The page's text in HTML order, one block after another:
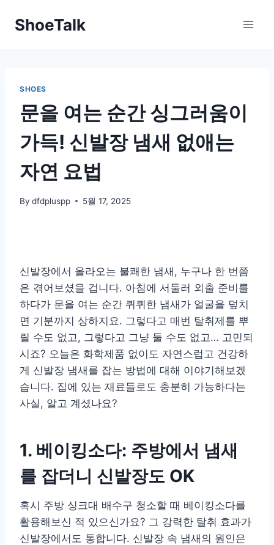
ShoeTalk
SHOES
문을 여는 순간 싱그러움이
가득! 신발장 냄새 없애는
자연 요법
By dfdpluspp 5월 17, 2025
신발장에서 올라오는 불쾌한 냄새, 누구나 한 번쯤
은 겪어보셨을 겁니다. 아침에 서둘러 외출 준비를
하다가 문을 여는 순간 퀴퀴한 냄새가 얼굴을 덮치
면 기분까지 상하지요. 그렇다고 매번 탈취제를 뿌
릴 수도 없고, 그렇다고 그냥 둘 수도 없고… 고민되
시죠? 오늘은 화학제품 없이도 자연스럽고 건강하
게 신발장 냄새를 잡는 방법에 대해 이야기해보겠
습니다. 집에 있는 재료들로도 충분히 가능하다는
사실, 알고 계셨나요?
1. 베이킹소다: 주방에서 냄새
를 잡더니 신발장도 OK
혹시 주방 싱크대 배수구 청소할 때 베이킹소다를
활용해보신 적 있으신가요? 그 강력한 탈취 효과가
신발장에서도 통합니다. 신발장 속 냄새의 원인은